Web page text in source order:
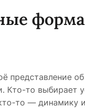
представление
Кто-то выбирает
то — динамику